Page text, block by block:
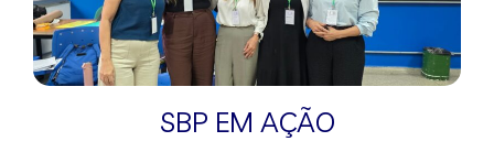
SBP EM AÇÃO